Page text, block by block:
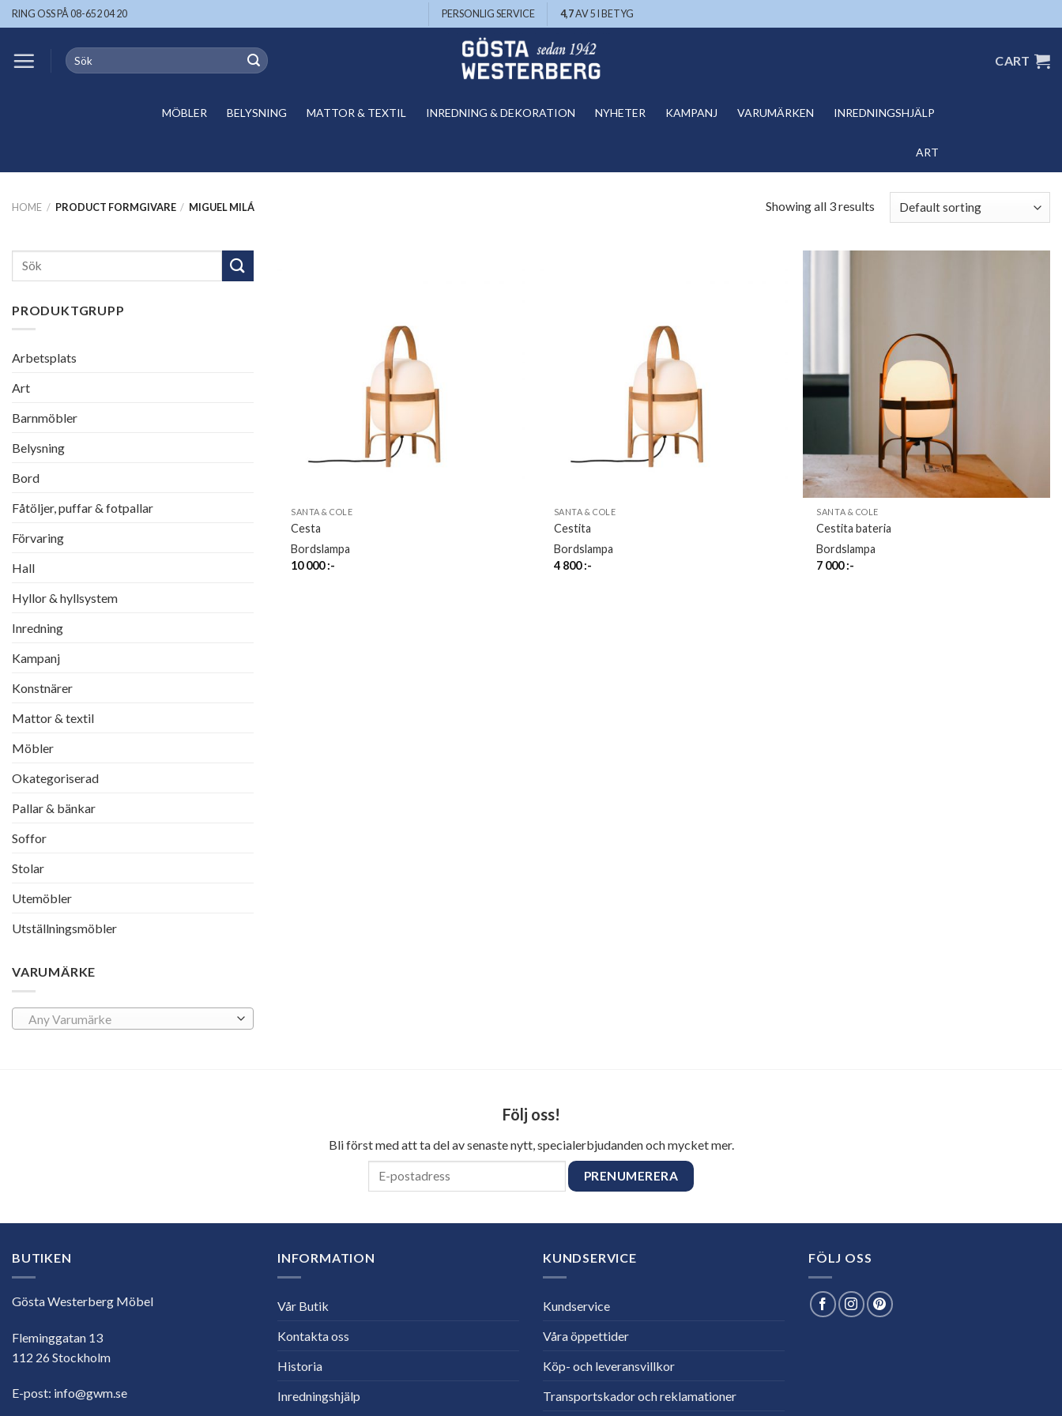
Skip
to
RING OSS PÅ 08-652 04 20 PERSONLIG SERVICE 4,7AV 5 I BETYG
Search
for:
CART
MÖBLER BELYSNING MATTOR & TEXTIL INREDNING & DEKORATION NYHETER KAMPANJ VARUMÄRKEN INREDNINGSHJÄLP
ART
HOME / PRODUCT FORMGIVARE / MIGUEL MILÁ Showing all 3 results
Search
PRODUKTGRUPP
Arbetsplats
Art
Barnmöbler
Belysning
Bord
Fåtöljer, puffar & fotpallar
Förvaring
Hall
Hyllor & hyllsystem
Inredning
Kampanj
Konstnärer
Mattor & textil
Möbler
Okategoriserad
Pallar & bänkar
Soffor
Stolar
Utemöbler
Utställningsmöbler
VARUMÄRKE
Any Varumärke
SANTA & COLE
Cesta
Bordslampa
10 000:-
SANTA & COLE
Cestita
Bordslampa
4 800:-
SANTA & COLE
Cestita bateria
Bordslampa
7 000:-
Följ oss!
Bli först med att ta del av senaste nytt, specialerbjudanden och mycket mer.
BUTIKEN
Gösta Westerberg Möbel
Fleminggatan 13
112 26 Stockholm
E-post: info@gwm.se
INFORMATION
Vår Butik
Kontakta oss
Historia
Inredningshjälp
KUNDSERVICE
Kundservice
Våra öppettider
Köp- och leveransvillkor
Transportskador och reklamationer
FÖLJ OSS